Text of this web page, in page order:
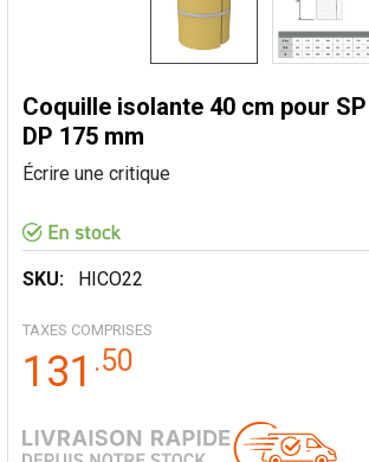
Coquille isolante 40 cm pour
DP 175 mm
Écrire une critique
SKU: HICO22
TAXES COMPRISES
131 .50